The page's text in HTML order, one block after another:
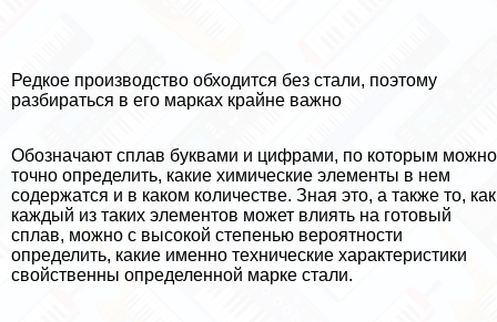
Редкое производство обходится без стали, поэтому
разбираться в его марках крайне важно
Обозначают сплав буквами и цифрами, по которым можно
точно определить, какие химические элементы в нем
содержатся и в каком количестве. Зная это, а также то, как
каждый из таких элементов может влиять на готовый
сплав, можно с высокой степенью вероятности
определить, какие именно технические хаpaктеристики
свойственны определенной марке стали.